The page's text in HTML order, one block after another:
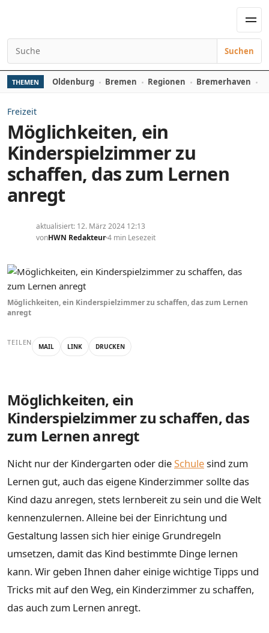
Suchen nach:
Suchen
THEMEN Oldenburg Bremen Regionen Bremerhaven
Freizeit
Möglichkeiten, ein
Kinderspielzimmer zu
schaffen, das zum Lernen
anregt
aktualisiert: 12. März 2024 12:13
vonHWN Redakteur4 min Lesezeit
Möglichkeiten, ein Kinderspielzimmer zu schaffen, das zum Lernen
anregt
TEILEN MAIL LINK DRUCKEN
Möglichkeiten, ein
Kinderspielzimmer zu schaffen, das
zum Lernen anregt
Nicht nur der Kindergarten oder dieSchulesind zum
Lernen gut, auch das eigene Kinderzimmer sollte das
Kind dazu anregen, stets lernbereit zu sein und die Welt
kennenzulernen. Alleine bei der Einrichtung und
Gestaltung lassen sich hier einige Grundregeln
umsetzen, damit das Kind bestimmte Dinge lernen
kann. Wir geben Ihnen daher einige wichtige Tipps und
Tricks mit auf den Weg, ein Kinderzimmer zu schaffen,
das auch zum Lernen anregt.